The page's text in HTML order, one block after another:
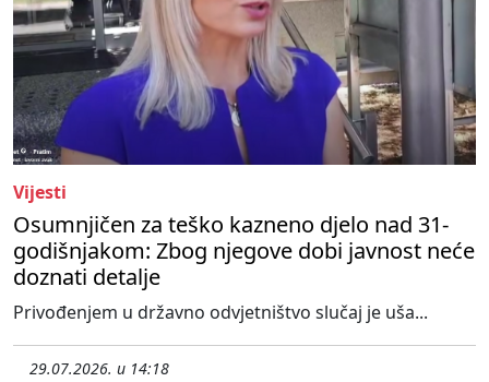
Vijesti
Osumnjičen za teško kazneno djelo nad 31-
godišnjakom: Zbog njegove dobi javnost neće
doznati detalje
Privođenjem u državno odvjetništvo slučaj je uša...
29.07.2026. u 14:18